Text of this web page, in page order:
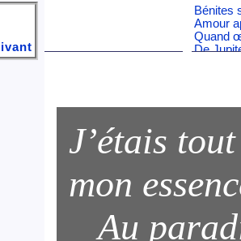
Bénites
Amour
Quand
De
J’étais
mon
Au